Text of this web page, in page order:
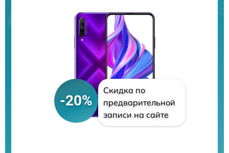
-20%
Скидка по
предварительной
записи на сайте